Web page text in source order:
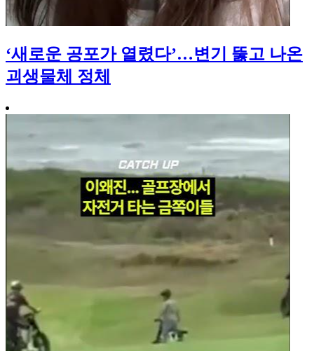
‘새로운 공포가 열렸다’…변기 뚫고 나온
괴생물체 정체